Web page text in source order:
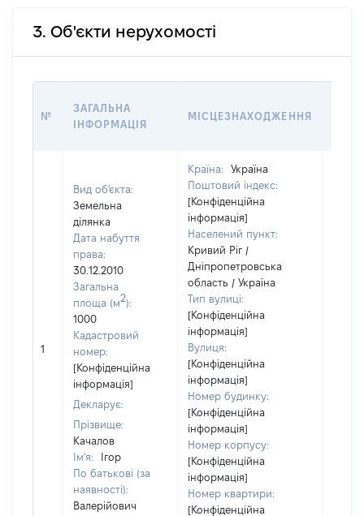
3. Об'єкти нерухомості
№
ЗАГАЛЬНА
ІНФОРМАЦІЯ
МІСЦЕЗНАХОДЖЕННЯ
1
Вид об'єкта:
Земельна
ділянка
Дата набуття
права:
30.12.2010
Загальна
площа (м2):
1000
Кадастровий
номер:
[Конфіденційна
інформація]
Декларує:
Прізвище:
Качалов
Ім'я:
Ігор
По батькові (за
наявності):
Валерійович
Країна:
Україна
Поштовий індекс:
[Конфіденційна
інформація]
Населений пункт:
Кривий Ріг /
Дніпропетровська
область / Україна
Тип вулиці:
[Конфіденційна
інформація]
Вулиця:
[Конфіденційна
інформація]
Номер будинку:
[Конфіденційна
інформація]
Номер корпусу:
[Конфіденційна
інформація]
Номер квартири:
[Конфіденційна